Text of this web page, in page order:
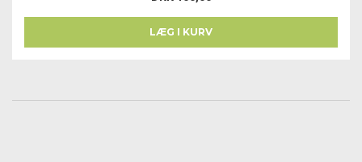
LÆG I KURV